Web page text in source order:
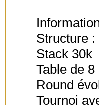
Structure :
Stack 30k
Table de
Round
Tournoi